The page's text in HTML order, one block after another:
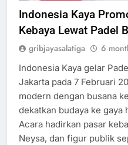
Indonesia Kaya
Kebaya Lewat Padel
gribjayasalatiga 6
Indonesia Kaya gelar
Jakarta pada 7 Februari
modern dengan busana
dekatkan budaya ke gaya
Acara hadirkan pasar
Neysa, dan figur publik